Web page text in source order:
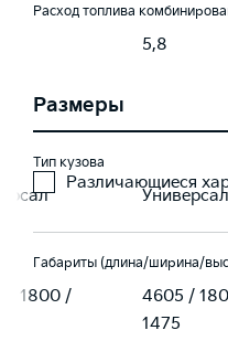
Различающиеся
Расход топлива
5,8
Размеры
Тип кузова
Универсал
Габариты (длина/ширина/
/ 1800 /
4605 /
1475